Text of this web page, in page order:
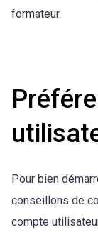
formateur.
Pour bien
conseillons de
compte